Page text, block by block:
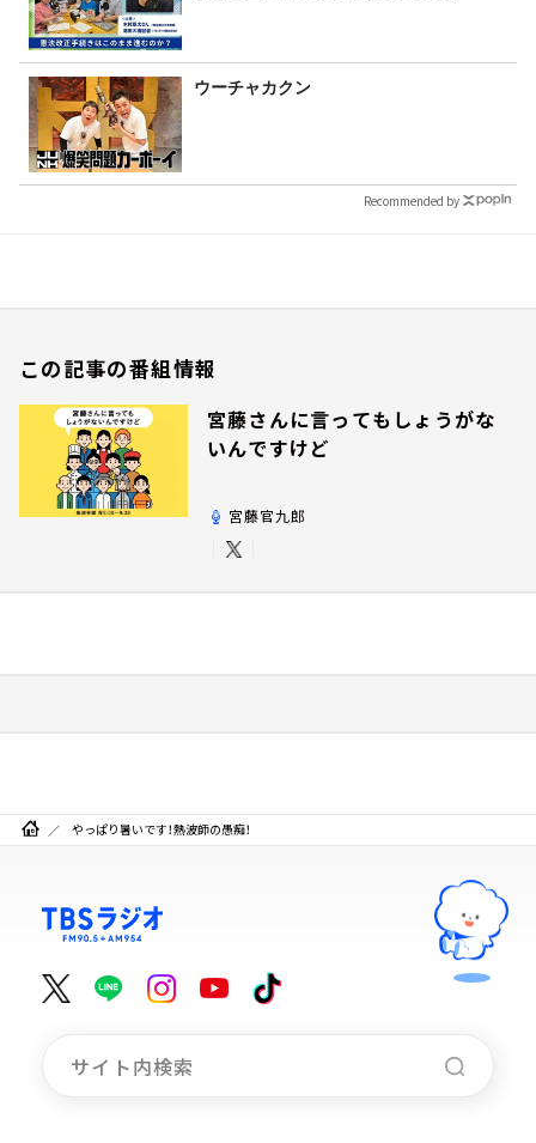
ウーチャカクン
Recommended by
この記事の番組情報
宮藤さんに言ってもしょうがな
いんですけど
宮藤官九郎
やっぱり暑いです！熱波師の愚痴！